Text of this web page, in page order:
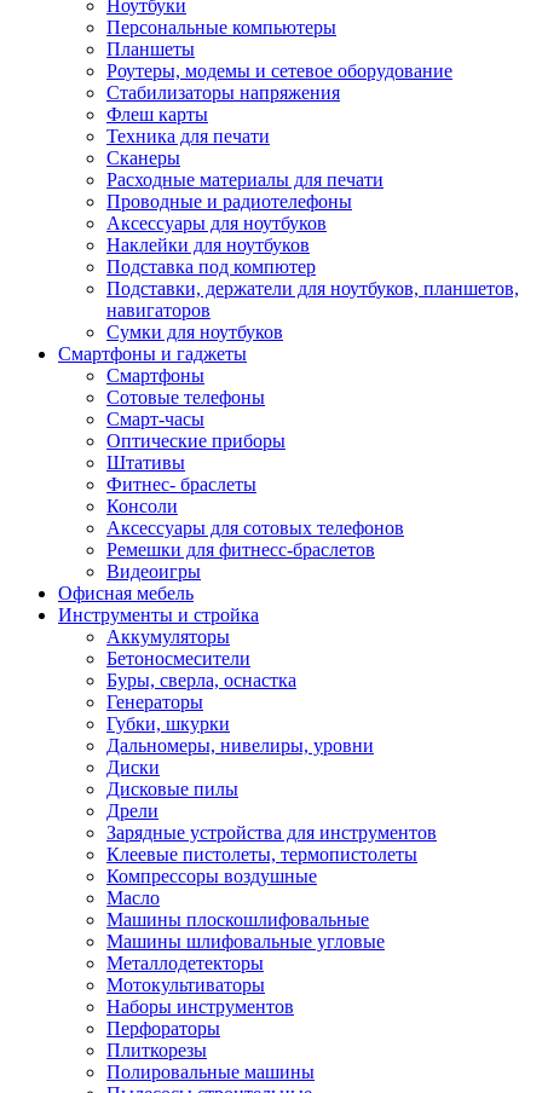
Ноутбуки
Персональные компьютеры
Планшеты
Роутеры, модемы и сетевое оборудование
Стабилизаторы напряжения
Флеш карты
Техника для печати
Сканеры
Расходные материалы для печати
Проводные и радиотелефоны
Аксессуары для ноутбуков
Наклейки для ноутбуков
Подставка под компютер
Подставки, держатели для ноутбуков, планшетов,
навигаторов
Сумки для ноутбуков
Смартфоны и гаджеты
Смартфоны
Сотовые телефоны
Смарт-часы
Оптические приборы
Штативы
Фитнес- браслеты
Консоли
Аксессуары для сотовых телефонов
Ремешки для фитнесс-браслетов
Видеоигры
Офисная мебель
Инструменты и стройка
Аккумуляторы
Бетоносмесители
Буры, сверла, оснастка
Генераторы
Губки, шкурки
Дальномеры, нивелиры, уровни
Диски
Дисковые пилы
Дрели
Зарядные устройства для инструментов
Клеевые пистолеты, термопистолеты
Компрессоры воздушные
Масло
Машины плоскошлифовальные
Машины шлифовальные угловые
Металлодетекторы
Мотокультиваторы
Наборы инструментов
Перфораторы
Плиткорезы
Полировальные машины